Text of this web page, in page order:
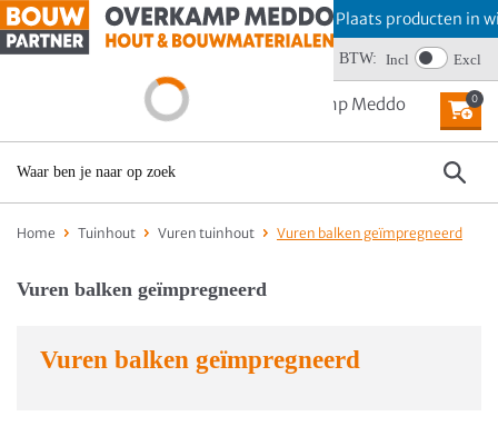
Offerte aanvragen? Plaats producten in
Wij scoren een 4,6 BTW: Incl Excl
0
Home Tuinhout Vuren tuinhout Vuren balken geïmpregneerd
Vuren balken geïmpregneerd
Vuren balken geïmpregneerd